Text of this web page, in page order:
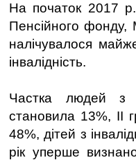
На початок 2017
Пенсійного фонду,
налічувалося
інвалідність.
Частка людей з
становила 13%, ІІ
48%, дітей з
рік уперше